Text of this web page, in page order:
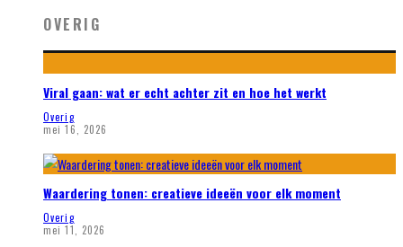
OVERIG
Viral gaan: wat er echt achter zit en hoe het werkt
Overig
mei 16, 2026
Waardering tonen: creatieve ideeën voor elk moment
Overig
mei 11, 2026